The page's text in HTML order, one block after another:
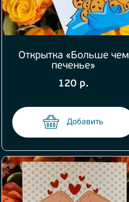
Открытка «Больше чем
печенье»
120 р.
Добавить